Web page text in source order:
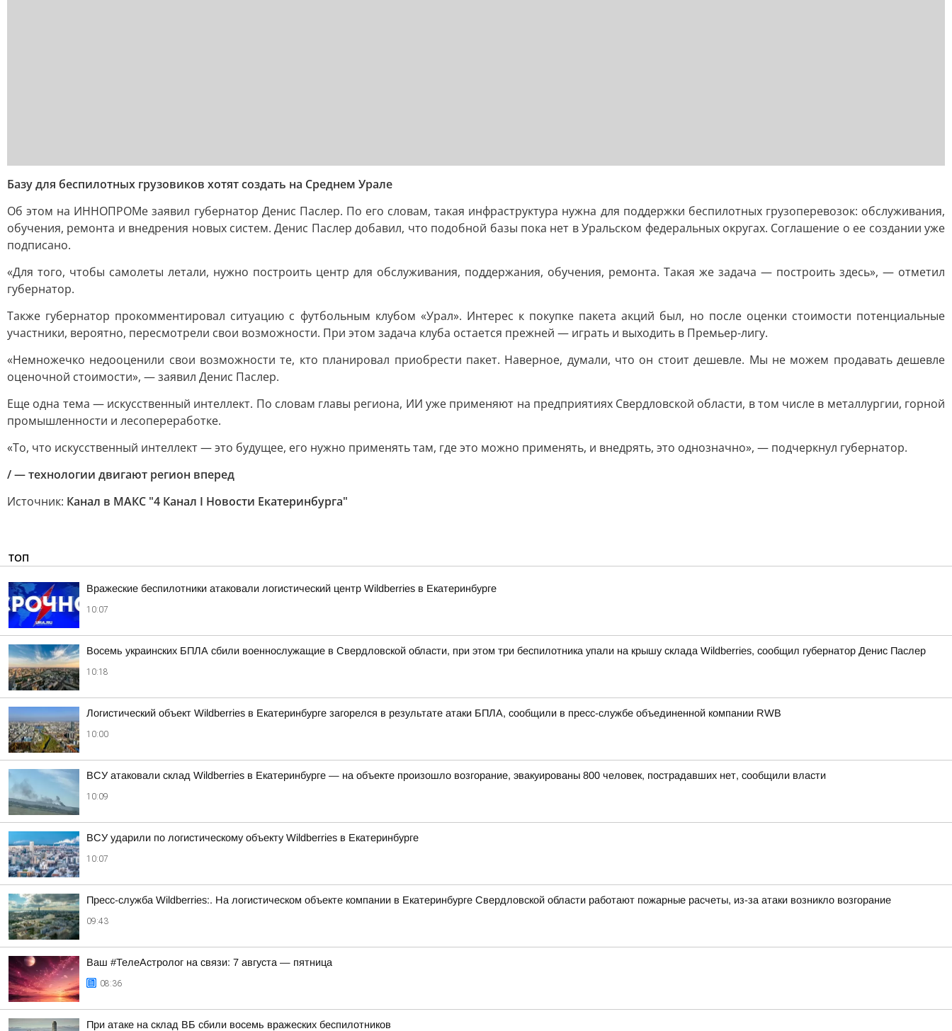
Базу для беспилотных грузовиков хотят создать на Среднем Урале
Об этом на ИННОПРОМе заявил губернатор Денис Паслер. По его словам, такая инфраструктура нужна для поддержки беспилотных грузоперевозок: обслуживания,
обучения, ремонта и внедрения новых систем. Денис Паслер добавил, что подобной базы пока нет в Уральском федеральных округах. Соглашение о ее создании уже
подписано.
«Для того, чтобы самолеты летали, нужно построить центр для обслуживания, поддержания, обучения, ремонта. Такая же задача — построить здесь», — отметил
губернатор.
Также губернатор прокомментировал ситуацию с футбольным клубом «Урал». Интерес к покупке пакета акций был, но после оценки стоимости потенциальные
участники, вероятно, пересмотрели свои возможности. При этом задача клуба остается прежней — играть и выходить в Премьер-лигу.
«Немножечко недооценили свои возможности те, кто планировал приобрести пакет. Наверное, думали, что он стоит дешевле. Мы не можем продавать дешевле
оценочной стоимости», — заявил Денис Паслер.
Еще одна тема — искусственный интеллект. По словам главы региона, ИИ уже применяют на предприятиях Свердловской области, в том числе в металлургии, горной
промышленности и лесопереработке.
«То, что искусственный интеллект — это будущее, его нужно применять там, где это можно применять, и внедрять, это однозначно», — подчеркнул губернатор.
/ — технологии двигают регион вперед
Источник: Канал в МАКС "4 Канал I Новости Екатеринбурга"
ТОП
Вражеские беспилотники атаковали логистический центр Wildberries в Екатеринбурге
10:07
Восемь украинских БПЛА сбили военнослужащие в Свердловской области, при этом три беспилотника упали на крышу склада Wildberries, сообщил губернатор Денис Паслер
10:18
Логистический объект Wildberries в Екатеринбурге загорелся в результате атаки БПЛА, сообщили в пресс-службе объединенной компании RWB
10:00
ВСУ атаковали склад Wildberries в Екатеринбурге — на объекте произошло возгорание, эвакуированы 800 человек, пострадавших нет, сообщили власти
10:09
ВСУ ударили по логистическому объекту Wildberries в Екатеринбурге
10:07
Пресс-служба Wildberries:. На логистическом объекте компании в Екатеринбурге Свердловской области работают пожарные расчеты, из-за атаки возникло возгорание
09:43
Ваш #ТелеАстролог на связи: 7 августа — пятница
08:36
При атаке на склад ВБ сбили восемь вражеских беспилотников